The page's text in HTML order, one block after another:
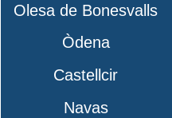
Olesa de Bonesvalls
Òdena
Castellcir
Navas